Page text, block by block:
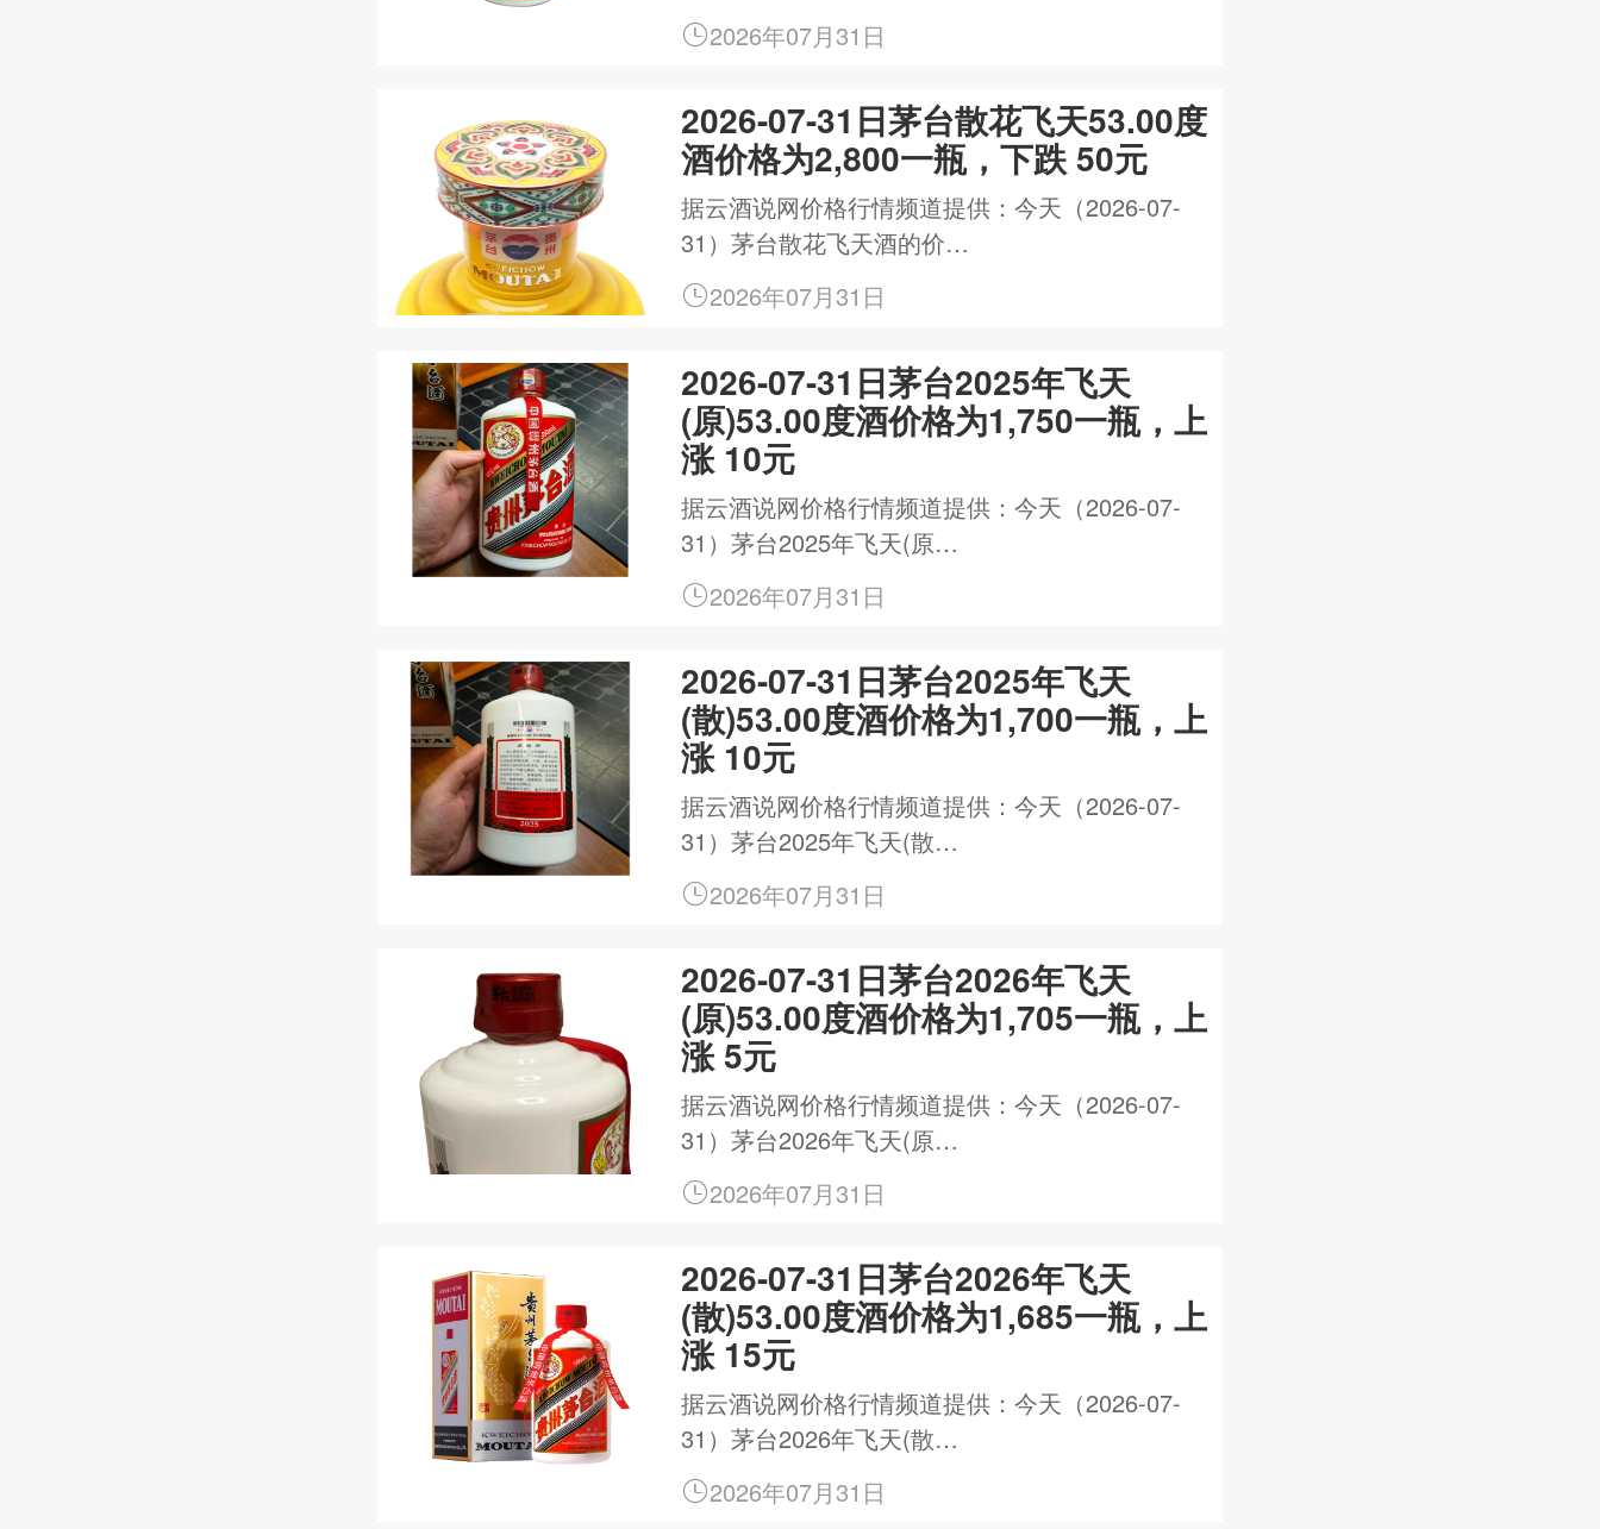
2026年07月31日
2026-07-31日茅台散花飞天53.00度
酒价格为2,800一瓶，下跌 50元
据云酒说网价格行情频道提供：今天（2026-07-
31）茅台散花飞天酒的价…
2026年07月31日
2026-07-31日茅台2025年飞天
(原)53.00度酒价格为1,750一瓶，上
涨 10元
据云酒说网价格行情频道提供：今天（2026-07-
31）茅台2025年飞天(原…
2026年07月31日
2026-07-31日茅台2025年飞天
(散)53.00度酒价格为1,700一瓶，上
涨 10元
据云酒说网价格行情频道提供：今天（2026-07-
31）茅台2025年飞天(散…
2026年07月31日
2026-07-31日茅台2026年飞天
(原)53.00度酒价格为1,705一瓶，上
涨 5元
据云酒说网价格行情频道提供：今天（2026-07-
31）茅台2026年飞天(原…
2026年07月31日
2026-07-31日茅台2026年飞天
(散)53.00度酒价格为1,685一瓶，上
涨 15元
据云酒说网价格行情频道提供：今天（2026-07-
31）茅台2026年飞天(散…
2026年07月31日